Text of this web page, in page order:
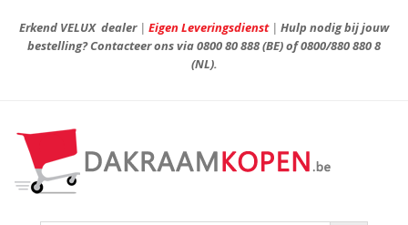
Erkend VELUX dealer| Eigen Leveringsdienst| Hulp nodig bij jouw
bestelling? Contacteer ons via0800 80 888(BE) of0800/880 880 8
(NL).